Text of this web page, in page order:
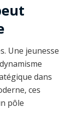
Une jeunesse
dans
ces
pôle